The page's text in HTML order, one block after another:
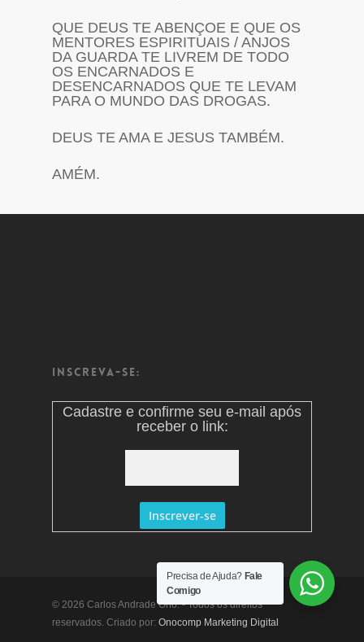
QUE DEUS TE ABENÇOE E QUE OS
MENTORES ESPIRITUAIS / ANJOS
DA GUARDA TE LIVREM DE TODO
OS ENCARNADOS E
DESENCARNADOS QUE TE LEVAM
PARA O MUNDO DAS DROGAS.
DEUS TE AMA E JESUS TAMBÉM.
AMÉM.
Inscreva-se:
Cadastre e confirme seu e-mail após
receber o link:
© 2026 Carlos Andrade Ono. - Todos os direitos
reservados. Criado por: Onocomp Marketing Digital
Precisa de Ajuda? Fale
Comigo